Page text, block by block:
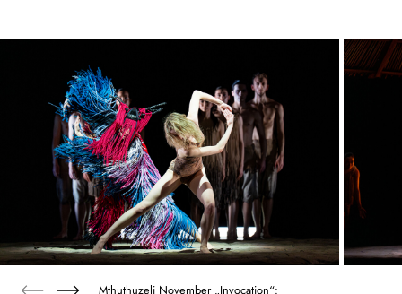
Mthuthuzeli November „Invocation“: